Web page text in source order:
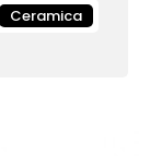
Ceramica